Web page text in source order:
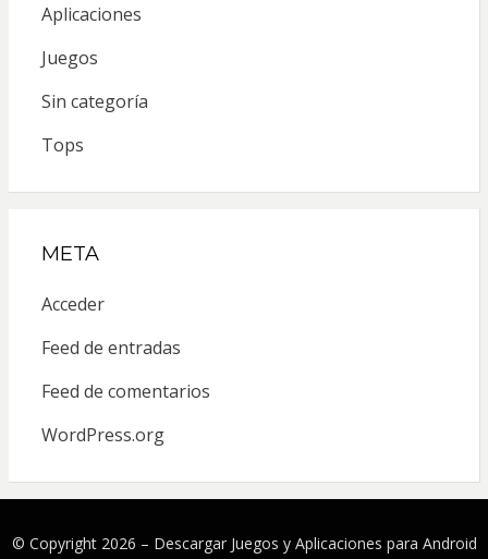
Aplicaciones
Juegos
Sin categoría
Tops
META
Acceder
Feed de entradas
Feed de comentarios
WordPress.org
© Copyright 2026 – Descargar Juegos y Aplicaciones para Android